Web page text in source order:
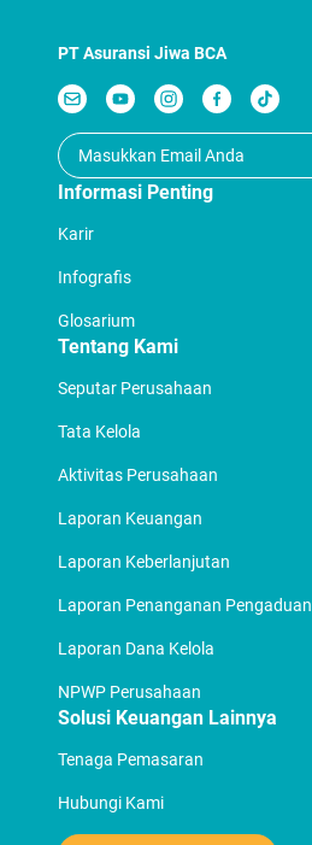
PT Asuransi Jiwa BCA
Informasi Penting
Karir
Infografis
Glosarium
Tentang Kami
Seputar Perusahaan
Tata Kelola
Aktivitas Perusahaan
Laporan Keuangan
Laporan Keberlanjutan
Laporan Penanganan Pengaduan
Laporan Dana Kelola
NPWP Perusahaan
Solusi Keuangan Lainnya
Tenaga Pemasaran
Hubungi Kami